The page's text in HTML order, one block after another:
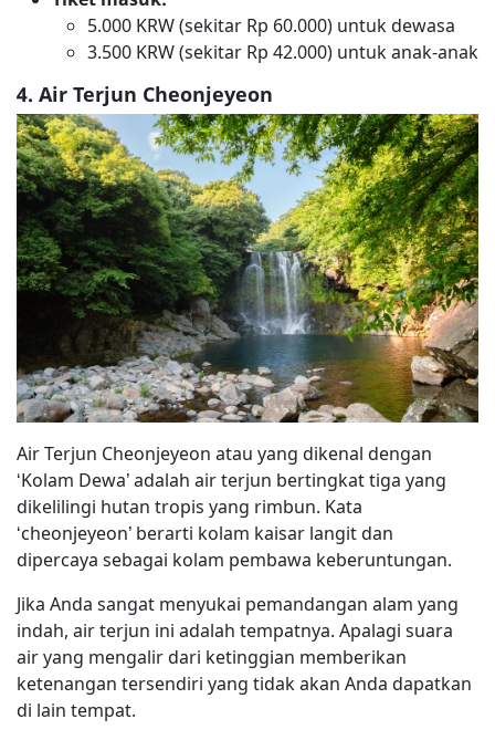
5.000 KRW (sekitar Rp 60.000) untuk dewasa
3.500 KRW (sekitar Rp 42.000) untuk anak-anak
4. Air Terjun Cheonjeyeon
Air Terjun Cheonjeyeon atau yang dikenal dengan
‘Kolam Dewa’ adalah air terjun bertingkat tiga yang
dikelilingi hutan tropis yang rimbun. Kata
‘cheonjeyeon’ berarti kolam kaisar langit dan
dipercaya sebagai kolam pembawa keberuntungan.
Jika Anda sangat menyukai pemandangan alam yang
indah, air terjun ini adalah tempatnya. Apalagi suara
air yang mengalir dari ketinggian memberikan
ketenangan tersendiri yang tidak akan Anda dapatkan
di lain tempat.